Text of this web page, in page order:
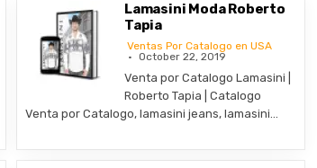
Lamasini Moda Roberto
Tapia
Ventas Por Catalogo en USA
October 22, 2019
Venta por Catalogo Lamasini |
Roberto Tapia | Catalogo
Venta por Catalogo, lamasini jeans, lamasini…